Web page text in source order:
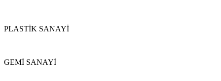
PLASTİK SANAYİ
GEMİ SANAYİ